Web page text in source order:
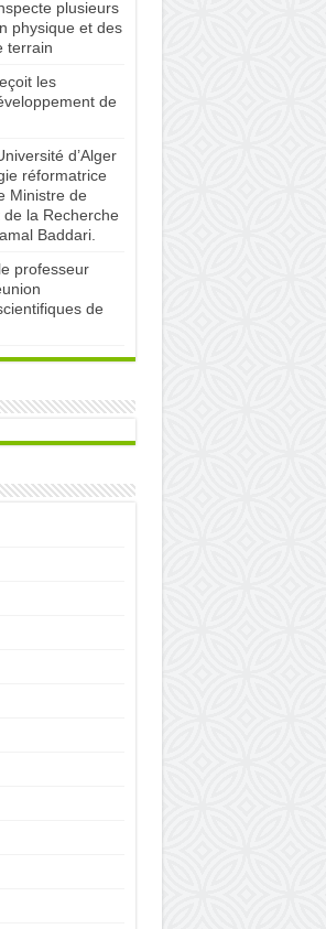
plusieurs
physique et des
terrain
les
de
d’Alger
réformatrice
Ministre de
de la Recherche
Baddari.
professeur
de